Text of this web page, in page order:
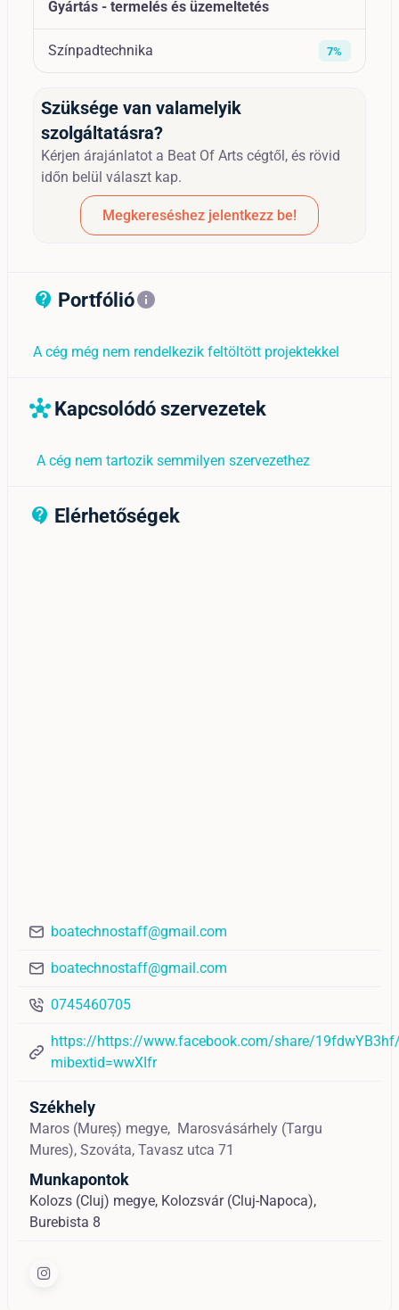
Gyártás - termelés és üzemeltetés
Színpadtechnika 7%
Szüksége van valamelyik
szolgáltatásra?
Kérjen árajánlatot a Beat Of Arts cégtől, és rövid
időn belül választ kap.
Megkereséshez jelentkezz be!
contact_support_outline
Portfólióinfo
A cég még nem rendelkezik feltöltött projektekkel
hub Kapcsolódó szervezetek
A cég nem tartozik semmilyen szervezethez
contact_support_outline
Elérhetőségek
boatechnostaff@gmail.com
boatechnostaff@gmail.com
0745460705
https://https://www.facebook.com/share/
mibextid=wwXIfr
Székhely
Maros (Mureș) megye, Marosvásárhely (Targu
Mures), Szováta, Tavasz utca 71
Munkapontok
Kolozs (Cluj) megye, Kolozsvár (Cluj-Napoca),
Burebista 8